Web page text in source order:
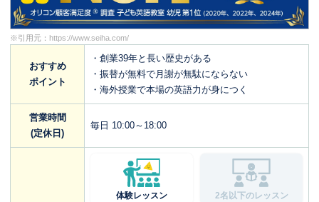
※引用元： https://www.seiha.com/
おすすめ
ポイント
・創業39年と長い歴史がある
・振替が無料で月謝が無駄にならない
・海外授業で本場の英語力が身につく
営業時間
(定休日)
毎日 10:00～18:00
体験レッスン 2名以下のレッスン